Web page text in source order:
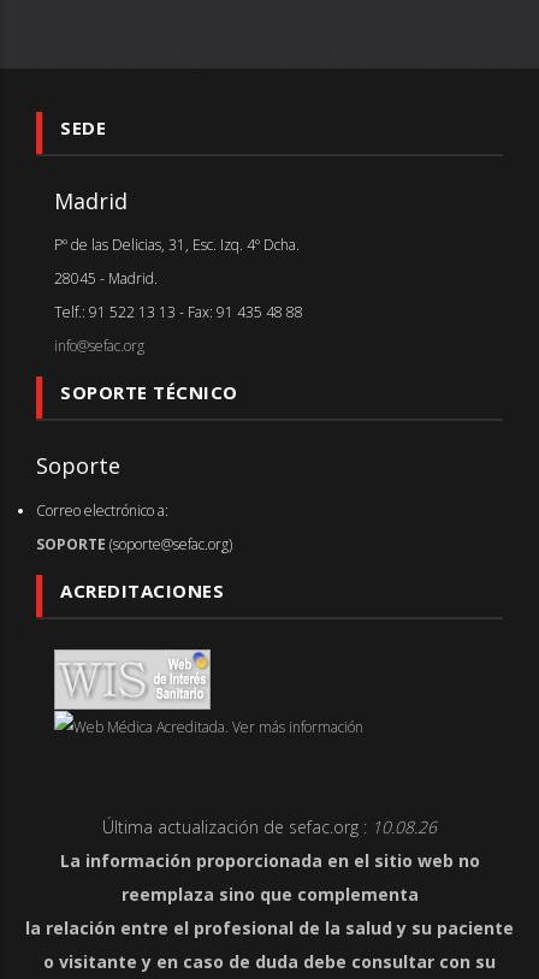
SEDE
Madrid
Pº de las Delicias, 31, Esc. Izq. 4º Dcha.
28045 - Madrid.
Telf.: 91 522 13 13 - Fax: 91 435 48 88
info@sefac.org
SOPORTE TÉCNICO
Soporte
Correo electrónico a:
SOPORTE (soporte@sefac.org)
ACREDITACIONES
Última actualización de sefac.org : 10.08.26
La información proporcionada en el sitio web no
reemplaza sino que complementa
la relación entre el profesional de la salud y su paciente
o visitante y en caso de duda debe consultar con su